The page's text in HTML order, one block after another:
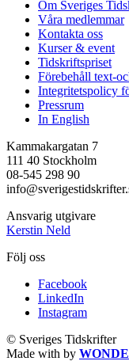
Om Sveriges
Våra medlemmar
Kontakta oss
Kurser & event
Tidskriftspriset
Förebehåll text-
Integritetspolicy
Pressrum
In English
Kammakargatan 7
111 40 Stockholm
08-545 298 90
Ansvarig utgivare
Kerstin Neld
Följ oss
Facebook
LinkedIn
Instagram
© Sveriges Tidskrifter
Made with by